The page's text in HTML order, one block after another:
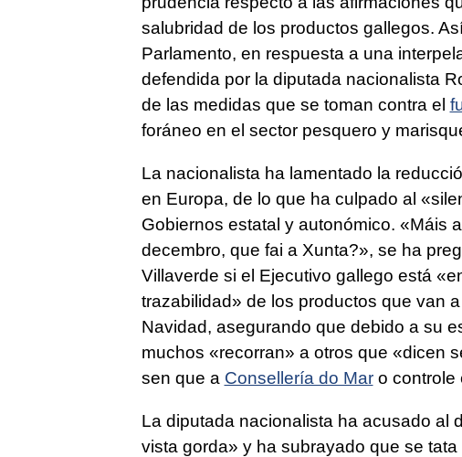
salubridad de los productos gallegos.
Parlamento, en respuesta a una
defendida por la diputada nacionalista
de las medidas que se toman contra el
foráneo en el sector pesquero y
La nacionalista ha lamentado la
en Europa, de lo que ha culpado al
Gobiernos estatal y autonómico. «Máis
decembro, que fai a Xunta?», se ha
Villaverde si el Ejecutivo gallego está
trazabilidad» de los productos que van
Navidad, asegurando que debido a su
muchos «recorran» a otros que «dicen
sen que a Consellería do Maro controle
La diputada nacionalista ha acusado al
vista gorda» y ha subrayado que se tata